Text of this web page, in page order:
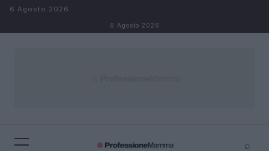
Salta al contenuto
6 Agosto 2026
6 Agosto 2026
⌕